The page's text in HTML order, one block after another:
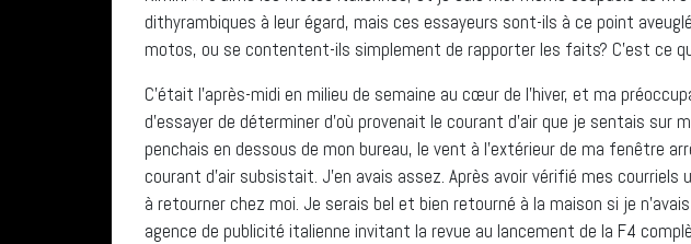
dithyrambiques à leur égard, mais ces essayeurs sont-ils à ce point
motos, ou se contentent-ils simplement de rapporter les faits? C’est ce
C’était l’après-midi en milieu de semaine au cœur de l’hiver, et ma
d’essayer de déterminer d’où provenait le courant d’air que je sentais sur
penchais en dessous de mon bureau, le vent à l’extérieur de ma fenêtre
courant d’air subsistait. J’en avais assez. Après avoir vérifié mes courriels
à retourner chez moi. Je serais bel et bien retourné à la maison si je
agence de publicité italienne invitant la revue au lancement de la F4